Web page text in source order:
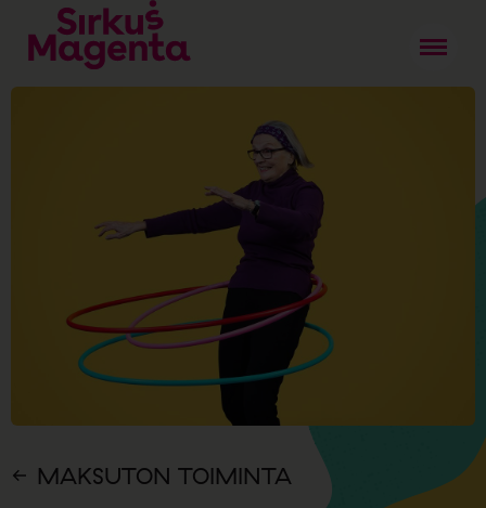
MAKSUTON TOIMINTA